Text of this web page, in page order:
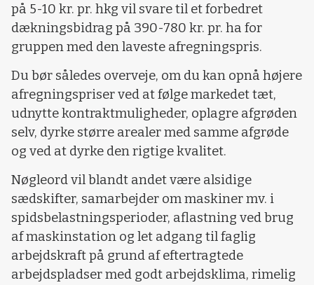
på 5-10 kr. pr. hkg vil svare til et forbedret
dækningsbidrag på 390-780 kr. pr. ha for
gruppen med den laveste afregningspris.
Du bør således overveje, om du kan opnå højere
afregningspriser ved at følge markedet tæt,
udnytte kontraktmuligheder, oplagre afgrøden
selv, dyrke større arealer med samme afgrøde
og ved at dyrke den rigtige kvalitet.
Nøgleord vil blandt andet være alsidige
sædskifter, samarbejder om maskiner mv. i
spidsbelastningsperioder, aflastning ved brug
af maskinstation og let adgang til faglig
arbejdskraft på grund af eftertragtede
arbejdspladser med godt arbejdsklima, rimelig